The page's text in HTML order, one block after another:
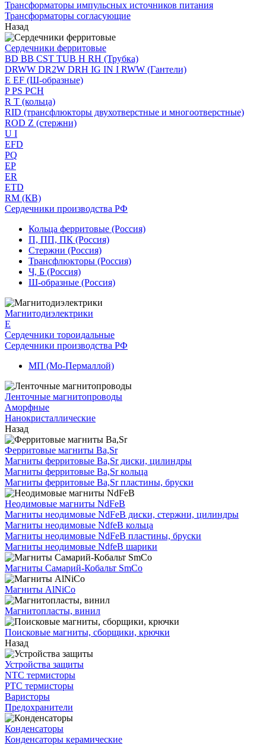
Трансформаторы импульсных источников питания
Трансформаторы согласующие
Назад
Сердечники ферритовые
BD BB CST TUB H RH (Трубка)
DRWW DR2W DRH IG IN I RWW (Гантели)
E EF (Ш-образные)
P PS PCH
R T (кольца)
RID (трансфлюкторы двухотверстные и многоотверстные)
ROD Z (стержни)
U I
EFD
PQ
EP
ER
ETD
RM (КВ)
Сердечники производства РФ
Кольца ферритовые (Россия)
П, ПП, ПК (Россия)
Стержни (Россия)
Трансфлюкторы (Россия)
Ч, Б (Россия)
Ш-образные (Россия)
Магнитодиэлектрики
E
Сердечники тороидальные
Сердечники производства РФ
МП (Мо-Пермаллой)
Ленточные магнитопроводы
Аморфные
Нанокристаллические
Назад
Ферритовые магниты Ba,Sr
Магниты ферритовые Ba,Sr диски, цилиндры
Магниты ферритовые Ba,Sr кольца
Магниты ферритовые Ba,Sr пластины, бруски
Неодимовые магниты NdFeB
Магниты неодимовые NdFeB диски, стержни, цилиндры
Магниты неодимовые NdfeB кольца
Магниты неодимовые NdFeB пластины, бруски
Магниты неодимовые NdfeB шарики
Магниты Самарий-Кобальт SmCo
Магниты AlNiCo
Магнитопласты, винил
Поисковые магниты, сборщики, крючки
Назад
Устройства защиты
NTC термисторы
PTC термисторы
Варисторы
Предохранители
Конденсаторы
Конденсаторы керамические